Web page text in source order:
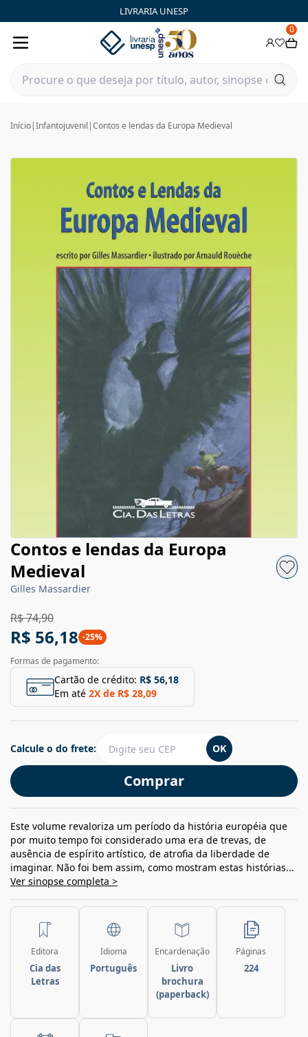
LIVRARIA UNESP
0
Início|Infantojuvenil |Contos e lendas da Europa Medieval
Contos e lendas da Europa
Medieval
Gilles Massardier
R$ 74,90
R$ 56,18 -25%
Formas de pagamento:
Cartão de crédito: R$ 56,18
Em até 2X de R$ 28,09
Comprar
Calcule o do frete: OK
Este volume revaloriza um período da história européia que
por muito tempo foi considerado uma era de trevas, de
ausência de espírito artístico, de atrofia da liberdade de
imaginar. Não foi bem assim, como mostram estas histórias...
Ver sinopse completa >
Editora
Cia das
Letras
Idioma
Português
Encardenação
Livro
brochura
(paperback)
Páginas
224